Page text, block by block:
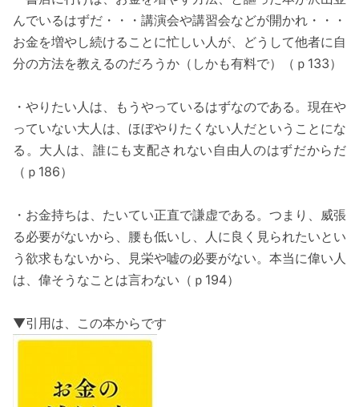
んでいるはずだ・・・講演会や講習会などが開かれ・・・
お金を増やし続けることに忙しい人が、どうして他者に自
分の方法を教えるのだろうか（しかも有料で）（ｐ133）
・やりたい人は、もうやっているはずなのである。現在や
っていない大人は、ほぼやりたくない人だということにな
る。大人は、誰にも支配されない自由人のはずだからだ
（ｐ186）
・お金持ちは、たいてい正直で謙虚である。つまり、威張
る必要がないから、腰も低いし、人に良く見られたいとい
う欲求もないから、見栄や嘘の必要がない。本当に偉い人
は、偉そうなことは言わない（ｐ194）
▼引用は、この本からです